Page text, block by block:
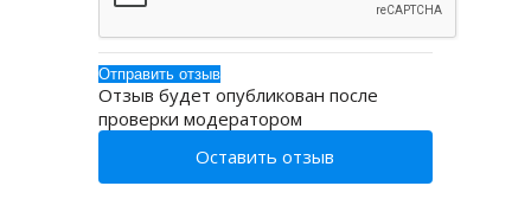
Отзыв будет опубликован после
проверки модератором
Оставить отзыв